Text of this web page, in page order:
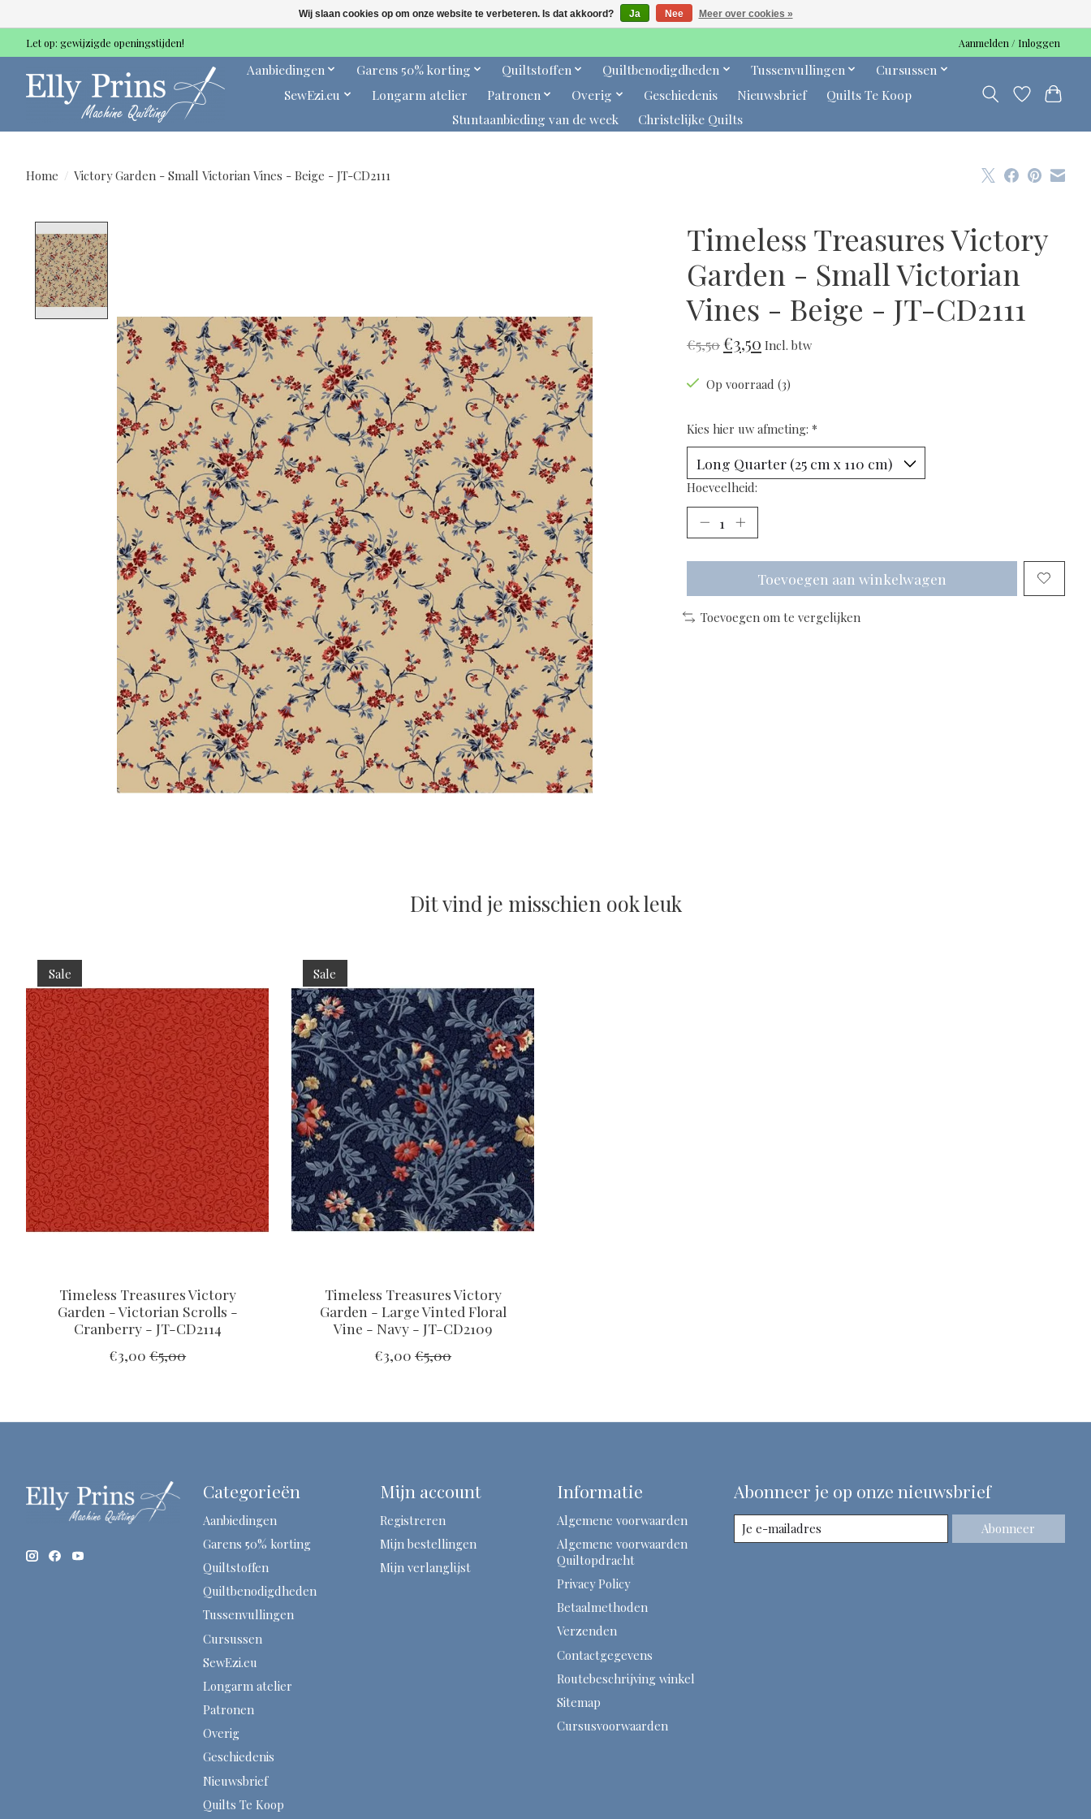
Let op: gewijzigde openingstijden! Aanmelden / Inloggen
Aanbiedingen Garens 50% korting Quiltstoffen Quiltbenodigdheden Tussenvullingen
Cursussen
SewEzi.eu
Longarm atelier Patronen Overig Geschiedenis Nieuwsbrief
Quilts Te Koop
Stuntaanbieding van de week
Christelijke Quilts
Home / Victory Garden - Small Victorian Vines - Beige - JT-CD2111
Timeless Treasures Victory
Garden - Small Victorian
Vines - Beige - JT-CD2111
€5,50€3,50 Incl. btw
Op voorraad (3)
Kies hier uw afmeting: *
Hoeveelheid:
Toevoegen aan winkelwagen
Toevoegen om te vergelijken
Dit vind je misschien ook leuk
Items van productcarrousel
Sale
Timeless Treasures Victory
Garden - Victorian Scrolls -
Cranberry - JT-CD2114
€3,00 €5,00
Sale
Timeless Treasures Victory
Garden - Large Vinted Floral
Vine - Navy - JT-CD2109
€3,00 €5,00
Categorieën
Aanbiedingen
Garens 50% korting
Quiltstoffen
Quiltbenodigdheden
Tussenvullingen
Cursussen
SewEzi.eu
Longarm atelier
Patronen
Overig
Geschiedenis
Nieuwsbrief
Quilts Te Koop
Mijn account
Registreren
Mijn bestellingen
Mijn verlanglijst
Informatie
Algemene voorwaarden
Algemene voorwaarden
Quiltopdracht
Privacy Policy
Betaalmethoden
Verzenden
Contactgegevens
Routebeschrijving winkel
Sitemap
Cursusvoorwaarden
Abonneer je op onze nieuwsbrief
Abonneer
Wij slaan cookies op om onze website te verbeteren. Is dat akkoord? Ja Nee Meer over cookies »